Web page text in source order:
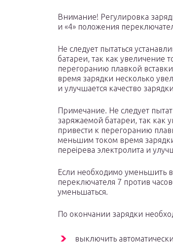
Внимание! Регулировка
и «4» положения
Не следует пытаться
батареи, так как увеличение
перегоранию плавкой
время зарядки несколько
и улучшается качество зарядки
Примечание. Не следует
заряжаемой батареи, так как
привести к перегоранию
меньшим током время
переірева электролита и
Если необходимо уменьшить
переключателя 7 против
уменьшаться.
По окончании зарядки
выключить